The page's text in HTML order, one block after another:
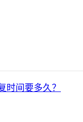
时间要多久？